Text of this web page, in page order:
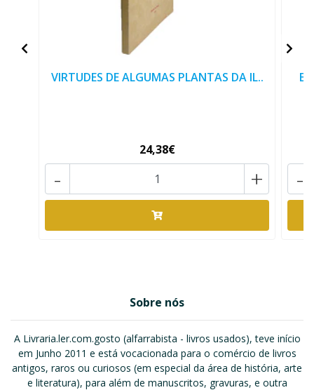
VIRTUDES DE ALGUMAS PLANTAS DA IL..
24,38€
+
- -
Sobre nós
A Livraria.ler.com.gosto (alfarrabista - livros usados), teve início
em Junho 2011 e está vocacionada para o comércio de livros
antigos, raros ou curiosos (em especial da área de história, arte
e literatura), para além de manuscritos, gravuras, e outra